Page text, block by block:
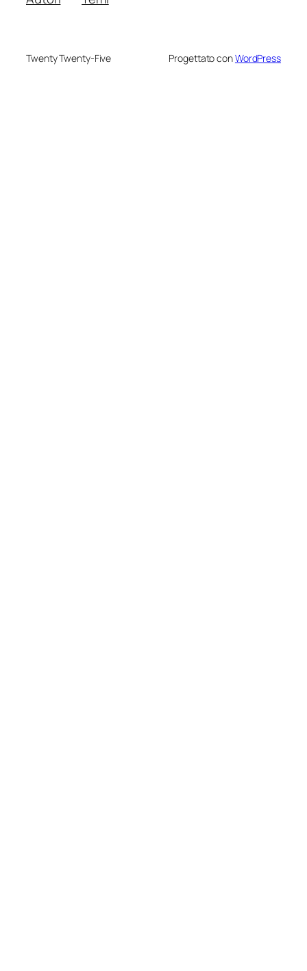
Twenty Twenty-Five Progettato conWordPress